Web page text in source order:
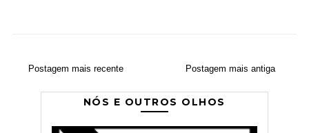
Postagem mais recente Postagem mais antiga
NÓS E OUTROS OLHOS